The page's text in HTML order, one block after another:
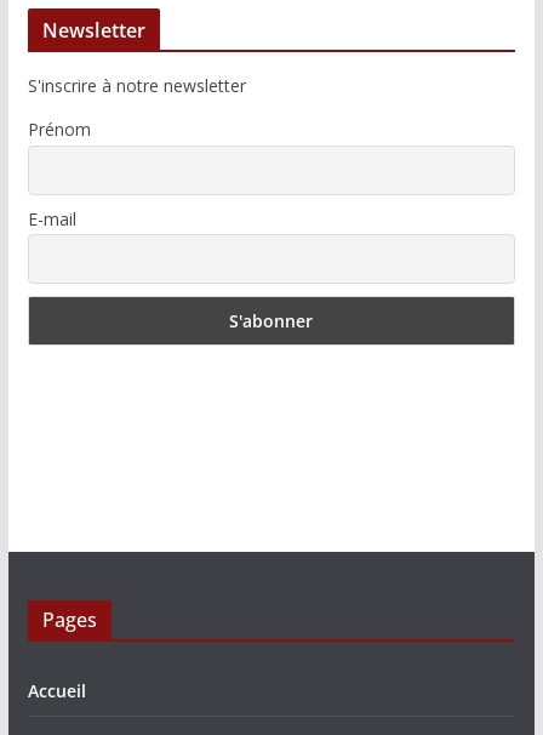
Newsletter
S'inscrire à notre newsletter
Prénom
E-mail
Pages
Accueil